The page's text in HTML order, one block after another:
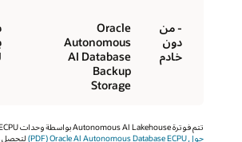
- من
دون
خادم
Oracle
Autonomous
AI Database
Backup
Storage
تتم فوترة Autonomous AI Lakehouse بواسطة وحدات ECPU. راجع
حول Oracle AI Autonomous Database ECPU‏ (PDF)
لتحصل